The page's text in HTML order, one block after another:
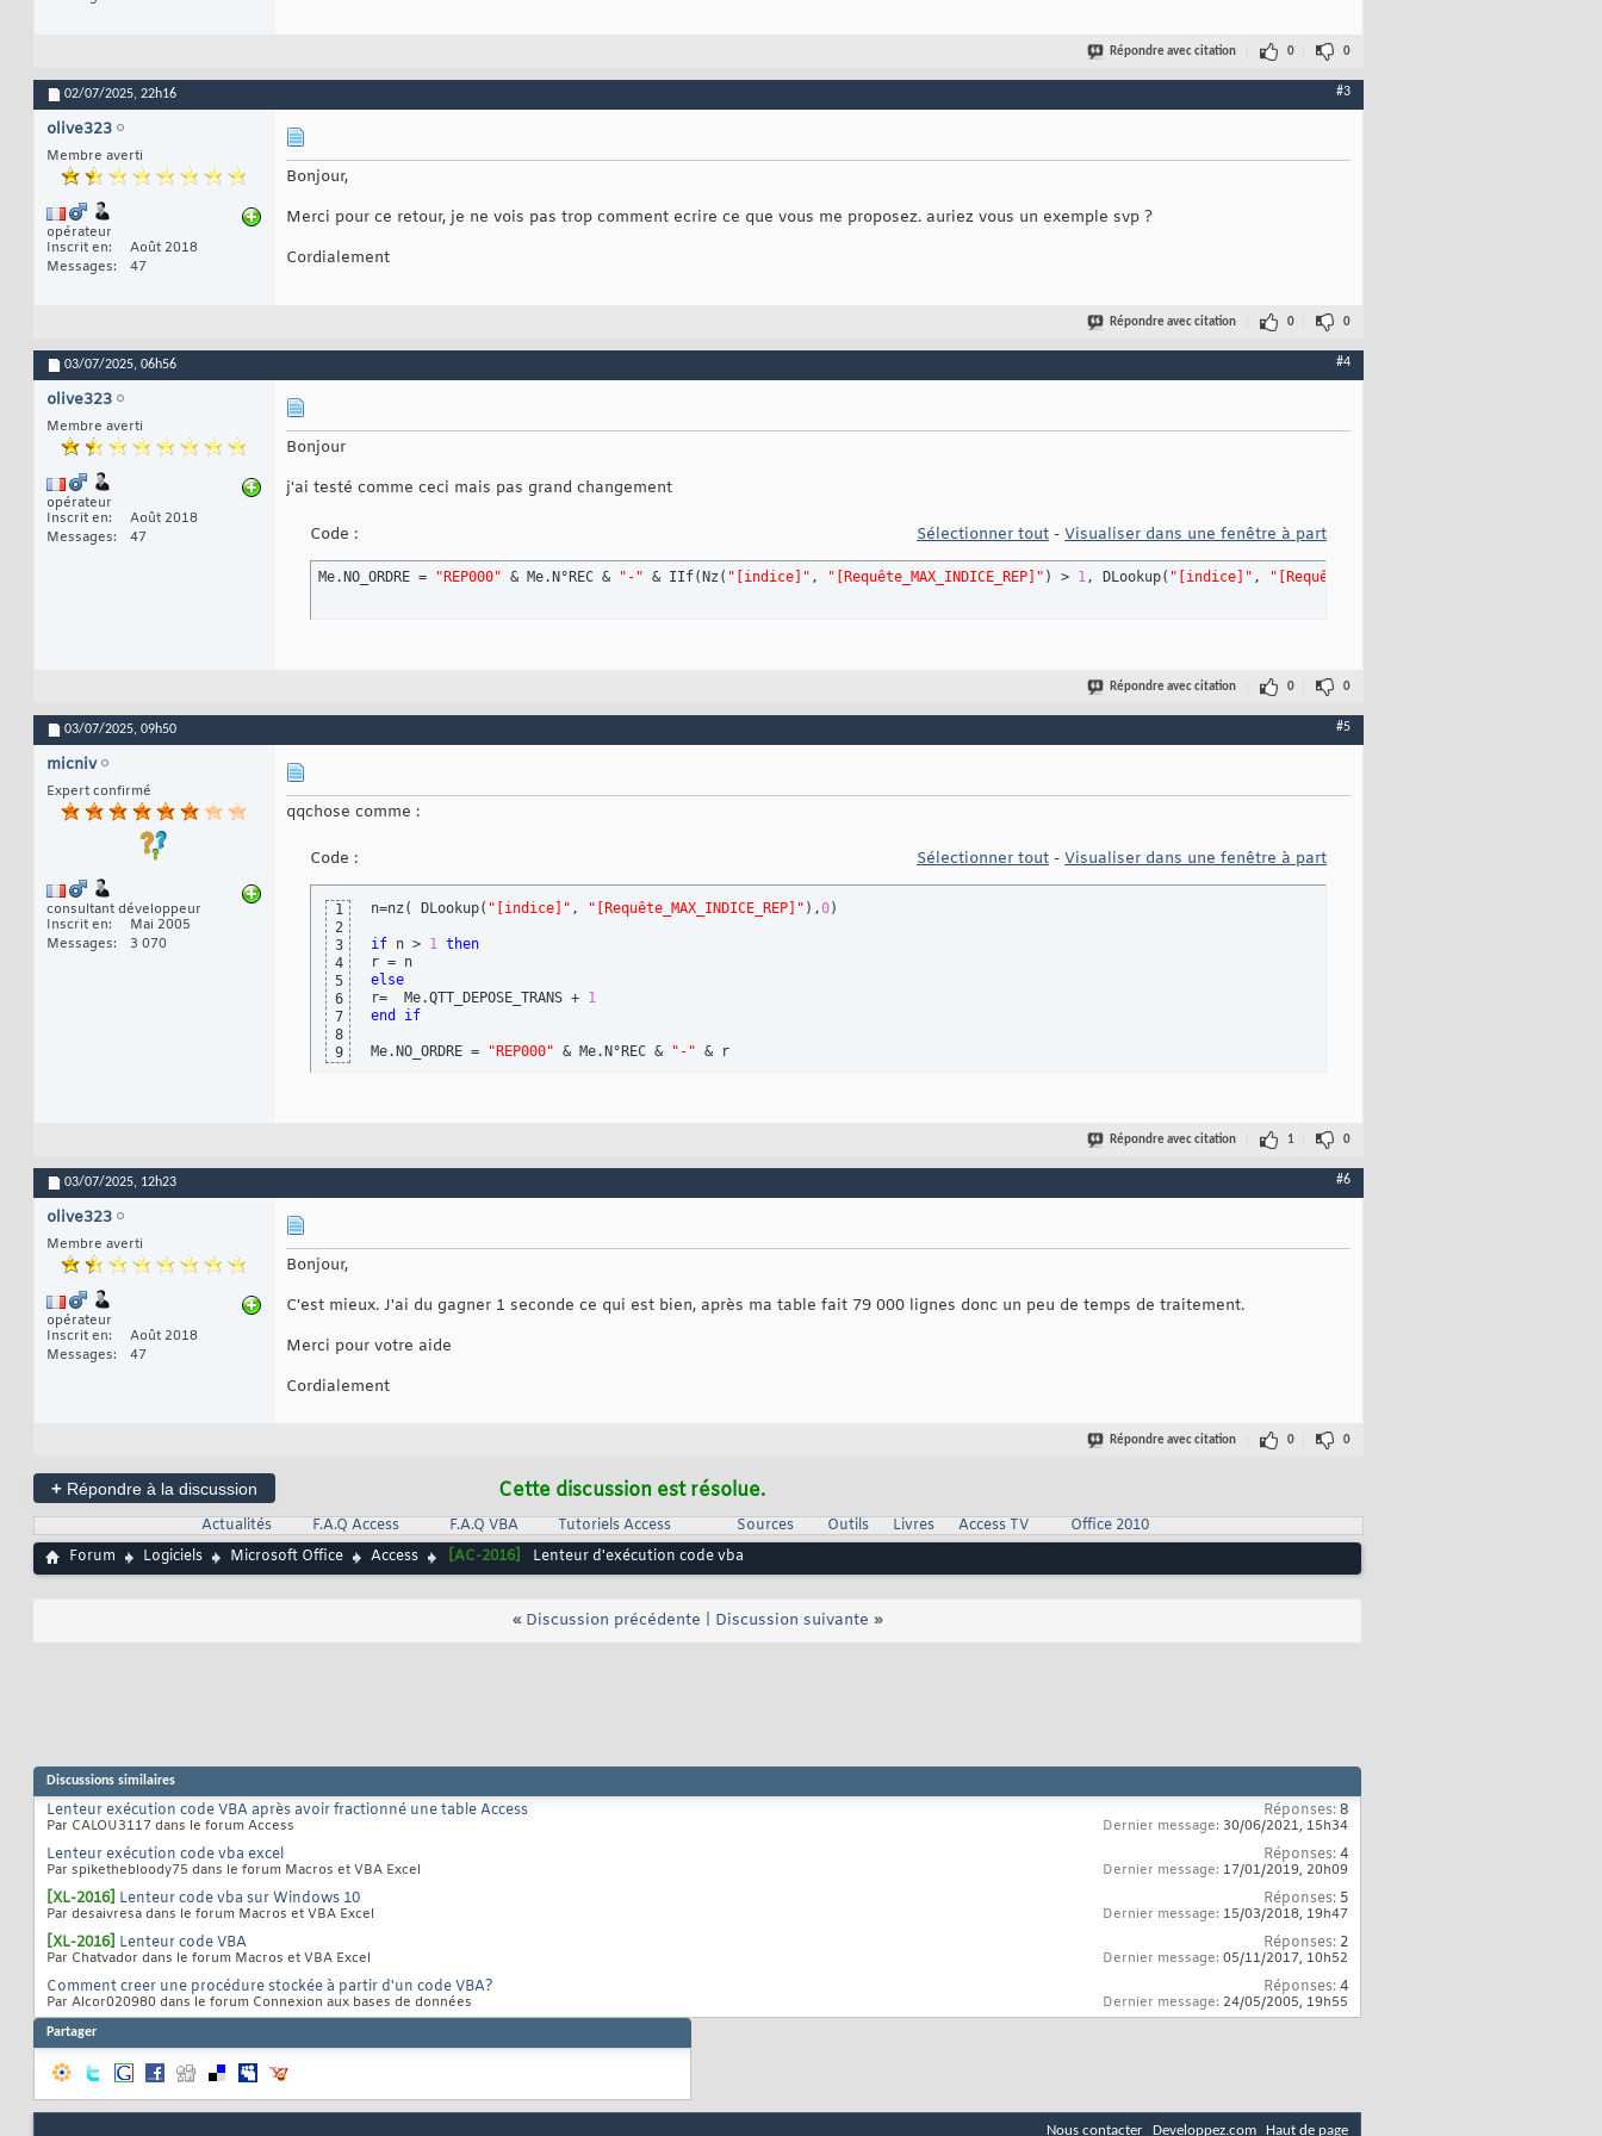
50
End Sub
Répondre avec citation 0 0
02/07/2025, 22h16 #3
olive323
Membre averti
opérateur
Inscrit en
Août 2018
Messages
47
Bonjour,
Merci pour ce retour, je ne vois pas trop comment ecrire ce que vous me proposez. auriez vous un exemple svp ?
Cordialement
Répondre avec citation 0 0
03/07/2025, 06h56 #4
olive323
Membre averti
opérateur
Inscrit en
Août 2018
Messages
47
Bonjour
j'ai testé comme ceci mais pas grand changement
Code : Sélectionner tout - Visualiser dans une fenêtre à part
Me.NO_ORDRE = "REP000" & Me.N°REC & "-" & IIf( Nz ( "[indice]" , "[Requête_MAX_INDICE_REP]" ) > 1, DLookup( "[indice]" , "[Requête_MAX_INDICE_REP]"
Répondre avec citation 0 0
03/07/2025, 09h50 #5
micniv
Expert confirmé
consultant développeur
Inscrit en
Mai 2005
Messages
3 070
qqchose comme :
Code : Sélectionner tout - Visualiser dans une fenêtre à part
1
2
3
4
5
6
7
8
9
n=nz ( DLookup( "[indice]" , "[Requête_MAX_INDICE_REP]" ) ,0)
if n > 1 then
else
r=  Me.QTT_DEPOSE_TRANS + 1
end
if
Me.NO_ORDRE = "REP000" & Me.N°REC & "-" & r
Répondre avec citation 1 0
03/07/2025, 12h23 #6
olive323
Membre averti
opérateur
Inscrit en
Août 2018
Messages
47
Bonjour,
C'est mieux. J'ai du gagner 1 seconde ce qui est bien, après ma table fait 79 000 lignes donc un peu de temps de traitement.
Merci pour votre aide
Cordialement
Répondre avec citation 0 0
+ Répondre à la discussion Cette discussion est résolue.
Actualités F.A.Q Access F.A.Q VBA Tutoriels Access Sources Outils Livres Access TV
Office 2010
Forum
Logiciels Microsoft Office Access [AC-2016] Lenteur d'exécution code vba
« Discussion précédente Discussion suivante »
Discussions similaires
Lenteur exécution code VBA après avoir fractionné une table Access
Par CALOU3117 dans le forum Access
Réponses:8
Dernier message: 30/06/2021, 15h34
Lenteur exécution code vba excel
Par spikethebloody75 dans le forum Macros et VBA Excel
Réponses:4
Dernier message: 17/01/2019, 20h09
[XL-2016] Lenteur code vba sur Windows 10
Par desaivresa dans le forum Macros et VBA Excel
Réponses: 5
Dernier message: 15/03/2018, 19h47
[XL-2016] Lenteur code VBA
Par Chatvador dans le forum Macros et VBA Excel
Réponses: 2
Dernier message: 05/11/2017, 10h52
Comment creer une procédure stockée à partir d'un code VBA?
Par Alcor020980 dans le forum Connexion aux bases de données
Réponses:4
Dernier message: 24/05/2005, 19h55
Partager
Nous contacter Developpez.com Haut de page